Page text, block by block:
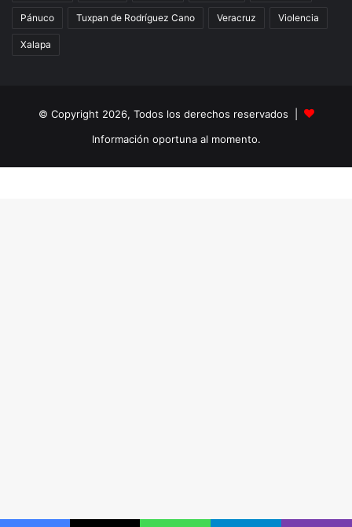
Pánuco Tuxpan de Rodríguez Cano Veracruz Violencia
Xalapa
© Copyright 2026, Todos los derechos reservados |
Información oportuna al momento.